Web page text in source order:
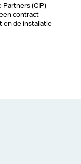
Partners (CIP)
contract
en de installatie